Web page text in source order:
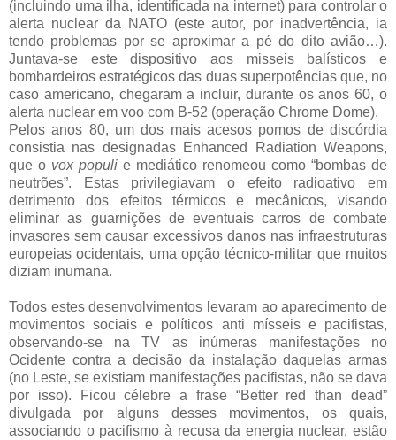
(incluindo uma ilha, identificada na internet) para controlar o
alerta nuclear da NATO (este autor, por inadvertência, ia
tendo problemas por se aproximar a pé do dito avião…).
Juntava-se este dispositivo aos misseis balísticos e
bombardeiros estratégicos das duas superpotências que, no
caso americano, chegaram a incluir, durante os anos 60, o
alerta nuclear em voo com B-52 (operação Chrome Dome).
Pelos anos 80, um dos mais acesos pomos de discórdia
consistia nas designadas Enhanced Radiation Weapons,
que o vox populi e mediático renomeou como “bombas de
neutrões”. Estas privilegiavam o efeito radioativo em
detrimento dos efeitos térmicos e mecânicos, visando
eliminar as guarnições de eventuais carros de combate
invasores sem causar excessivos danos nas infraestruturas
europeias ocidentais, uma opção técnico-militar que muitos
diziam inumana.
Todos estes desenvolvimentos levaram ao aparecimento de
movimentos sociais e políticos anti mísseis e pacifistas,
observando-se na TV as inúmeras manifestações no
Ocidente contra a decisão da instalação daquelas armas
(no Leste, se existiam manifestações pacifistas, não se dava
por isso). Ficou célebre a frase “Better red than dead”
divulgada por alguns desses movimentos, os quais,
associando o pacifismo à recusa da energia nuclear, estão